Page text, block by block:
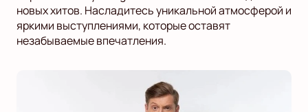
новых хитов. Насладитесь уникальной атмосферой и
яркими выступлениями, которые оставят
незабываемые впечатления.